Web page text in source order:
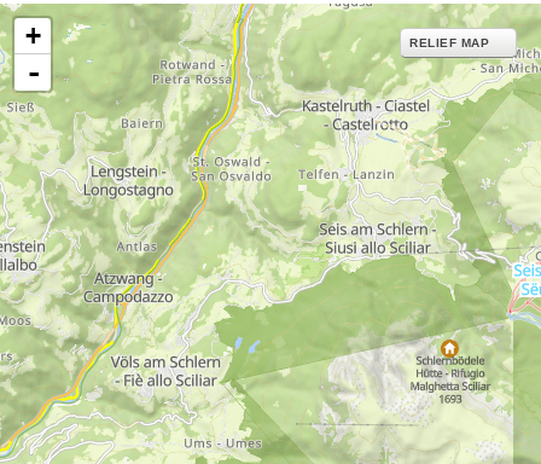
+
-
RELIEF MAP